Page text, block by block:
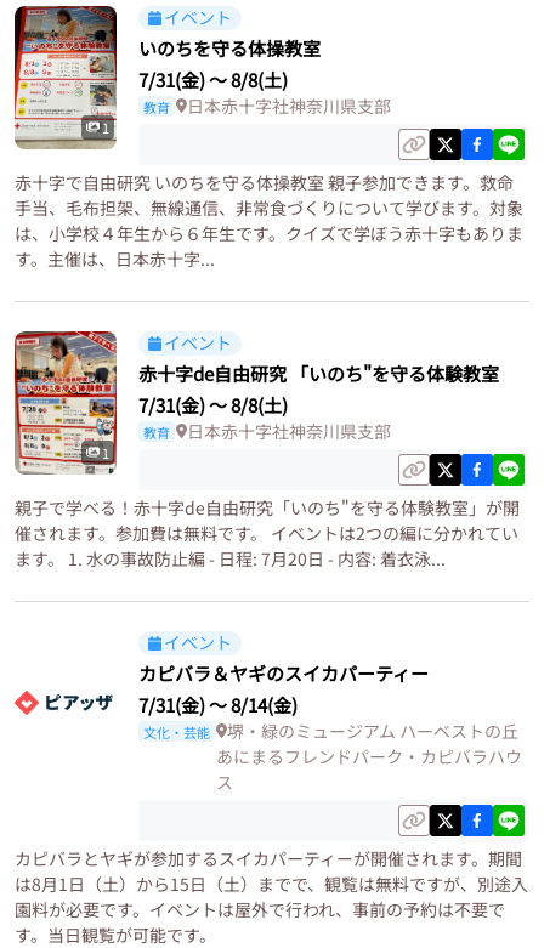
1
イベント
いのちを守る体操教室
7/31(金)〜8/8(土)
教育 日本赤十字社神奈川県支部
赤十字で自由研究 いのちを守る体操教室 親子参加できます。救命
手当、毛布担架、無線通信、非常食づくりについて学びます。対象
は、小学校４年生から６年生です。クイズで学ぼう赤十字もありま
す。主催は、日本赤十字...
1
イベント
赤十字de自由研究 「いのち"を守る体験教室
7/31(金)〜8/8(土)
教育 日本赤十字社神奈川県支部
親子で学べる！赤十字de自由研究「いのち"を守る体験教室」が開
催されます。参加費は無料です。 イベントは2つの編に分かれてい
ます。 1. 水の事故防止編 - 日程: 7月20日 - 内容: 着衣泳...
イベント
カピバラ＆ヤギのスイカパーティー
7/31(金)〜8/14(金)
文化・芸能
堺・緑のミュージアム ハーベストの丘
あにまるフレンドパーク・カピバラハウ
ス
カピバラとヤギが参加するスイカパーティーが開催されます。期間
は8月1日（土）から15日（土）までで、観覧は無料ですが、別途入
園料が必要です。イベントは屋外で行われ、事前の予約は不要で
す。当日観覧が可能です。